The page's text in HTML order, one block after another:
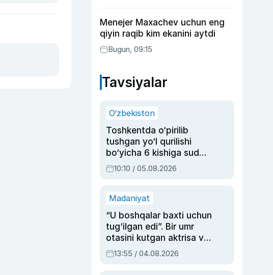
Menejer Maxachev uchun eng
qiyin raqib kim ekanini aytdi
Bugun, 09:15
Tavsiyalar
O‘zbekiston
Toshkentda o‘pirilib
tushgan yo‘l qurilishi
bo‘yicha 6 kishiga sud
hukmi o‘qildi
10:10 / 05.08.2026
Madaniyat
“U boshqalar baxti uchun
tug‘ilgan edi”. Bir umr
otasini kutgan aktrisa va
dublyaj ustasi Rimma
Ahmedovaning
13:55 / 04.08.2026